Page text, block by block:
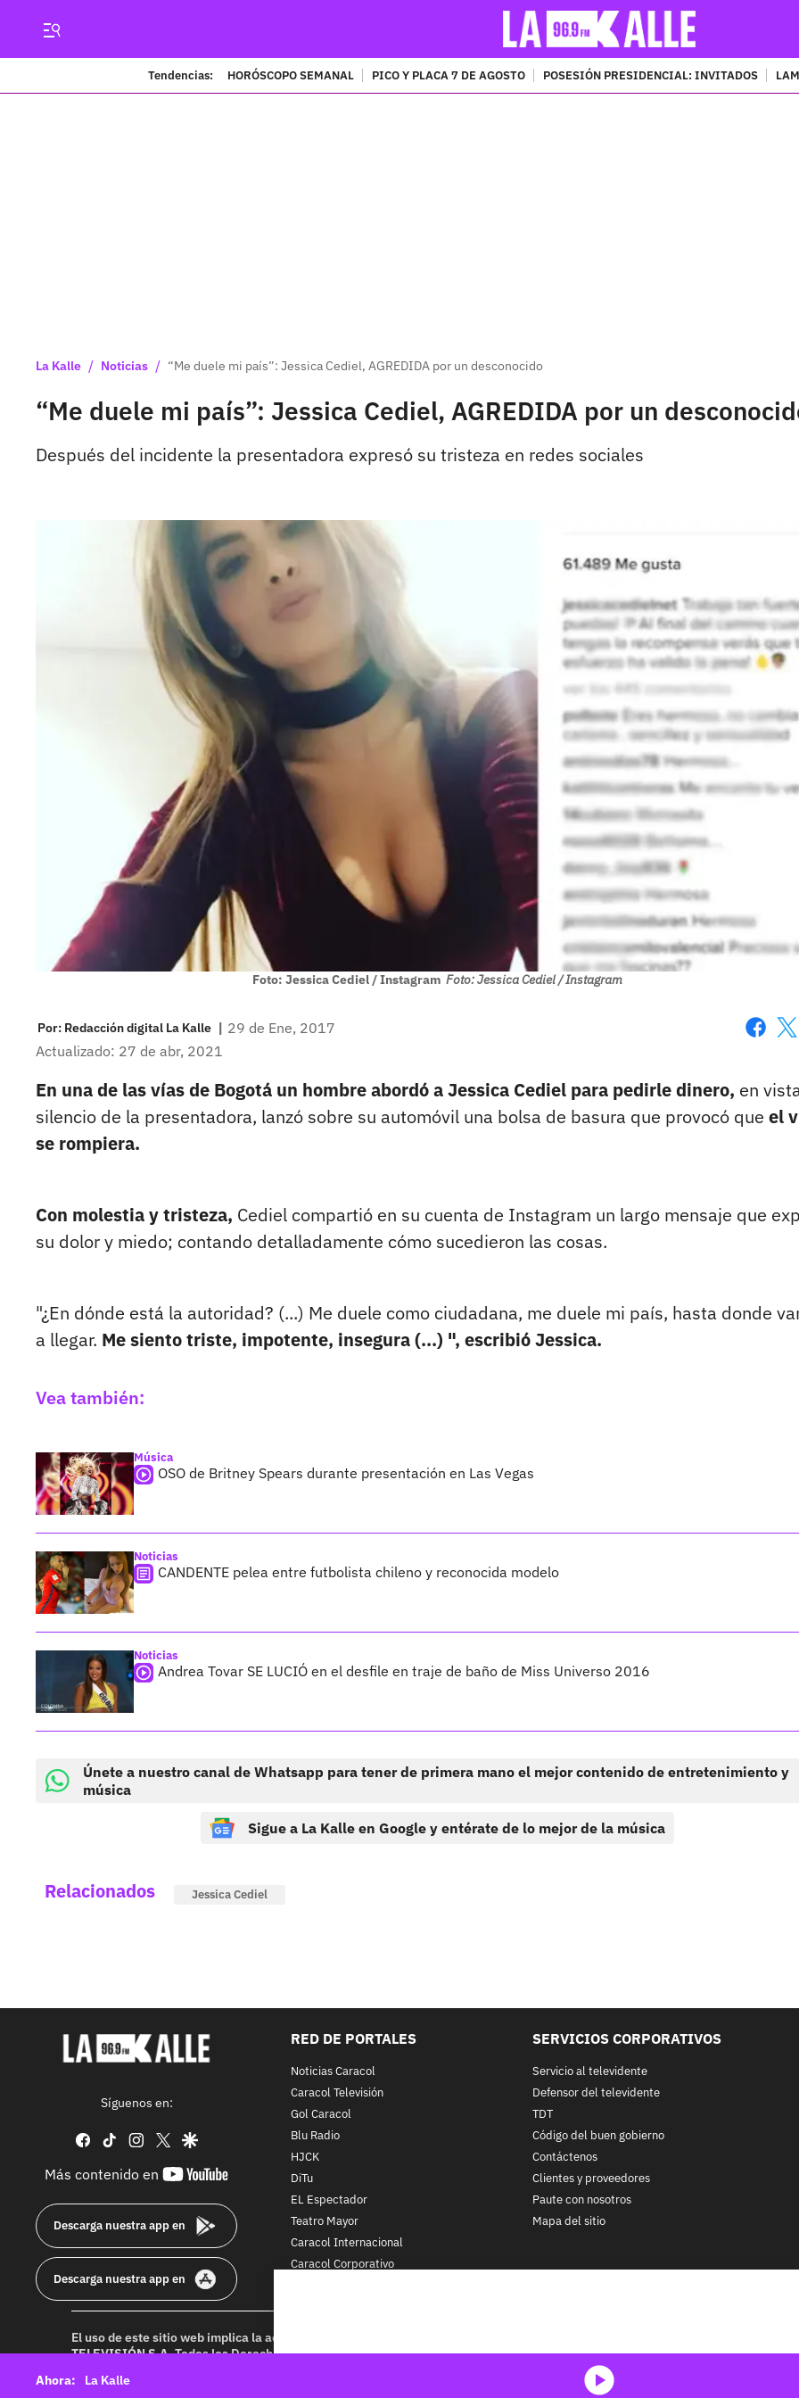
Tendencias: HORÓSCOPO SEMANAL PICO Y PLACA 7 DE AGOSTO POSESIÓN PRESIDENCIAL: INVITADOS
La Kalle / Noticias / “Me duele mi país”: Jessica Cediel, AGREDIDA por un desconocido
“Me duele mi país”: Jessica Cediel, AGREDIDA por un
Después del incidente la presentadora expresó su tristeza en redes sociales
Foto: Jessica Cediel / Instagram Foto: Jessica Cediel / Instagram
Por: Redacción digital La Kalle | 29 de Ene, 2017
Actualizado: 27 de abr, 2021
En una de las vías de Bogotá un hombre abordó a Jessica Cediel para pedirle dinero, en
silencio de la presentadora, lanzó sobre su automóvil una bolsa de basura que provocó que el
se rompiera.
Con molestia y tristeza, Cediel compartió en su cuenta de Instagram un largo mensaje que
su dolor y miedo; contando detalladamente cómo sucedieron las cosas.
"¿En dónde está la autoridad? (...) Me duele como ciudadana, me duele mi país, hasta donde
a llegar. Me siento triste, impotente, insegura (...) ", escribió Jessica.
Vea también:
Música
OSO de Britney Spears durante presentación en Las Vegas
Noticias
CANDENTE pelea entre futbolista chileno y reconocida modelo
Noticias
Andrea Tovar SE LUCIÓ en el desfile en traje de baño de Miss Universo 2016
Únete a nuestro canal de Whatsapp para tener de primera mano el mejor contenido de entretenimiento y
música
Sigue a La Kalle en Google y entérate de lo mejor de la música
Relacionados Jessica Cediel
Síguenos en:
facebook
tiktok instagram
twittergoogle
Más contenido en
youtube-
Descarga nuestra app en
Descarga nuestra app en
RED DE PORTALES
Noticias Caracol
Caracol Televisión
Gol Caracol
Blu Radio
HJCK
DiTu
EL Espectador
Teatro Mayor
Caracol Internacional
Caracol Corporativo
SERVICIOS CORPORATIVOS
Servicio al televidente
Defensor del televidente
TDT
Código del buen gobierno
Contáctenos
Clientes y proveedores
Paute con nosotros
Mapa del sitio
El uso de este sitio web implica la aceptación de los
TELEVISIÓN S.A.Todos los Derechos Reservados D.R.A. Prohibida su reproducción total o parcial, así como su traducción a
idioma sin autorización escrita de su titular. Reproduction in whole or in part, or translation without written permission is
rights reserved 2025.
La Kalle